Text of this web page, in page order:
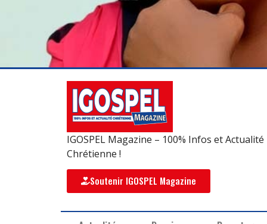
IGOSPEL Magazine – 100% Infos et Actualité
Chrétienne !
Soutenir IGOSPEL Magazine